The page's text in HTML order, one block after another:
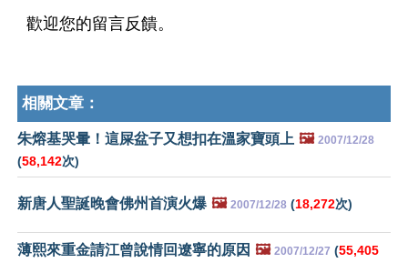
歡迎您的留言反饋。
相關文章：
朱熔基哭暈！這屎盆子又想扣在溫家寶頭上 🖼️ 2007/12/28
(58,142次)
新唐人聖誕晚會佛州首演火爆 🖼️ 2007/12/28 (18,272次)
薄熙來重金請江曾說情回遼寧的原因 🖼️ 2007/12/27 (55,405